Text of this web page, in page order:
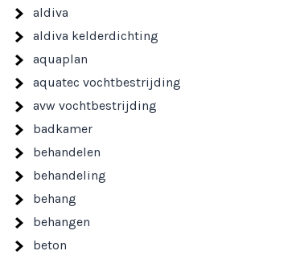
aldiva
aldiva kelderdichting
aquaplan
aquatec vochtbestrijding
avw vochtbestrijding
badkamer
behandelen
behandeling
behang
behangen
beton